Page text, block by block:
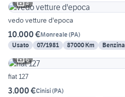
4
vedo vetture d'epoca
10.000 €Monreale(PA)
Usato
07/1981 87000 Km Benzina
6
fiat 127
3.000 €Cinisi(PA)